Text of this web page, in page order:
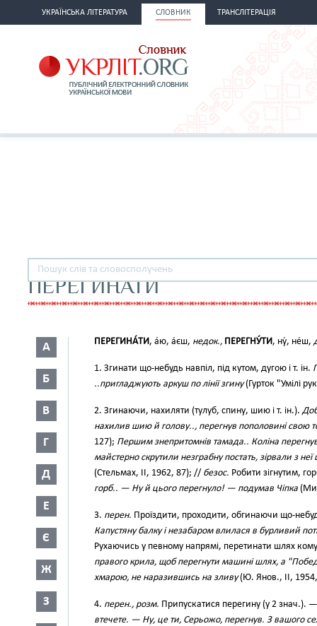
УКРАЇНСЬКА ЛІТЕРАТУРА СЛОВНИК ТРАНСЛІТЕРАЦІЯ
ПЕРЕГИНАТИ
А
Б
В
Г
Д
Е
Є
Ж
З
ПЕРЕГИНА́ТИ, а́ю, а́єш, недок., ПЕРЕГНУ́ТИ, ну́, не́ш,
1. Згинати що-небудь навпіл, під кутом, дугою і т. ін.
..пригладжують аркуш по лінії згину(Гурток "Умілі
2. Згинаючи, нахиляти (тулуб, спину, шию і т. ін.).
нахилив шию й голову.., перегнув пополовині свою
127); Першим знепритомнів тамада.. Коліна
майстерно скрутили незграбну постать, зірвали з
(Стельмах, II, 1962, 87); // безос. Робити зігнутим,
горб.. — Ну й цього перегнуло! — подумав Чіпка
3. перен. Проїздити, проходити, обгинаючи що-
Капустяну балку і незабаром влилася в бурливий
Рухаючись у певному напрямі, перетинати шлях
правого крила, щоб перегнути машині шлях, а
хмарою, не наразившись на зливу(Ю. Янов., II,
4. перен., розм. Припускатися перегину (у 2 знач.).
втечете. — Ну, це ти, Серьожо, перегнув. З вашого